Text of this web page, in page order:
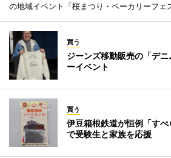
の地域イベント「桜まつり・ベーカリーフェ
買う
ジーンズ移動販売の「デ
ーイベント
買う
伊豆箱根鉄道が恒例「す
で受験生と家族を応援